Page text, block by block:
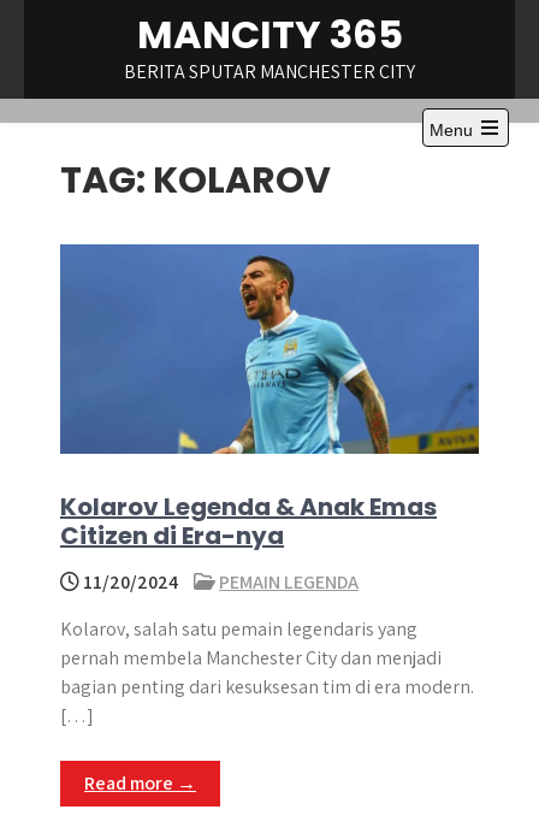
MANCITY 365
BERITA SPUTAR MANCHESTER CITY
Menu
Open
TAG: KOLAROV
Kolarov Legenda & Anak Emas
Citizen di Era-nya
11/20/2024
PEMAIN LEGENDA
Kolarov, salah satu pemain legendaris yang
pernah membela Manchester City dan menjadi
bagian penting dari kesuksesan tim di era modern.
[…]
Read more →